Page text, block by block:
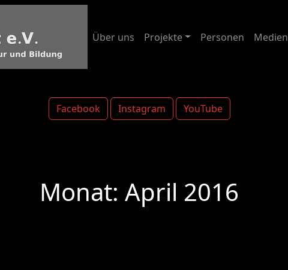
Facebook Instagram YouTube
Über uns Projekte Personen Medien
Monat: April 2016